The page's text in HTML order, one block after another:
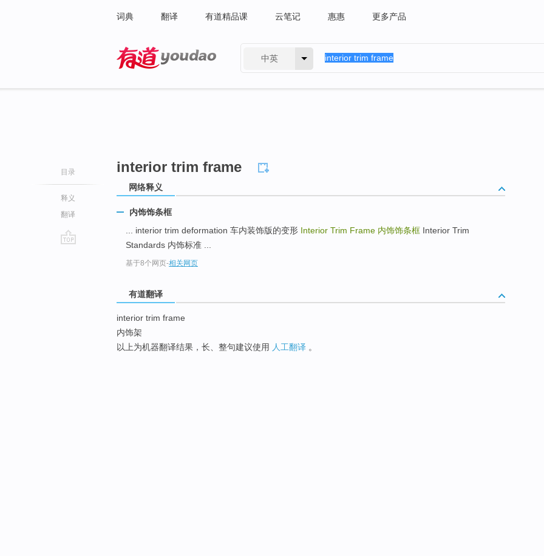
词典 翻译 有道精品课 云笔记 惠惠 更多产品
中英
目录
释义
翻译
interior trim frame
网络释义
内饰饰条框
... interior trim deformation 车内装饰版的变形 Interior Trim Frame 内饰饰条框 Interior Trim
Standards 内饰标准 ...
基于8个网页-相关网页
有道翻译
interior trim frame
内饰架
以上为机器翻译结果，长、整句建议使用 人工翻译 。